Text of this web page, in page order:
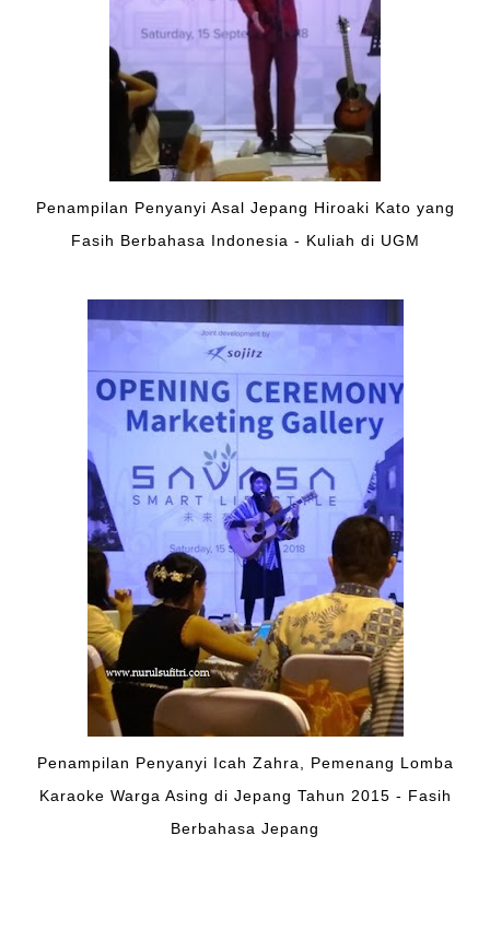
Penampilan Penyanyi Asal Jepang Hiroaki Kato yang
Fasih Berbahasa Indonesia - Kuliah di UGM
Penampilan Penyanyi Icah Zahra, Pemenang Lomba
Karaoke Warga Asing di Jepang Tahun 2015 - Fasih
Berbahasa Jepang